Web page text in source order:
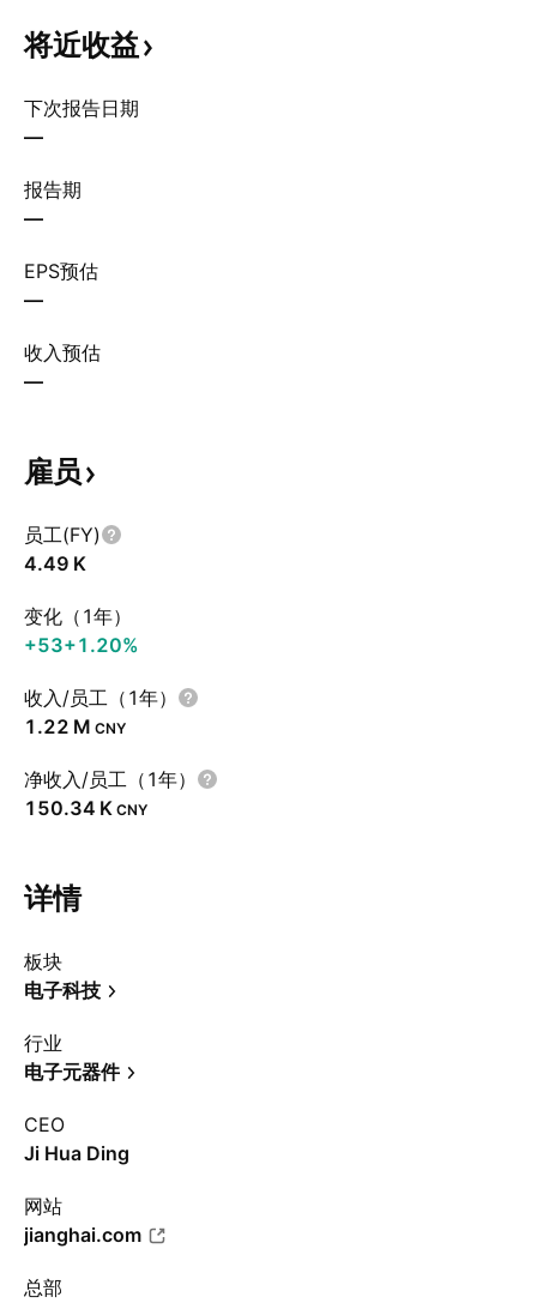
将近收益
下次报告日期
—
报告期
—
EPS预估
—
收入预估
—
雇员
员工(FY)
‪4.49 K‬
变化（1年）
+53+1.20%
收入/员工（1年）
‪1.22 M‬ CNY
净收入/员工（1年）
‪150.34 K‬ CNY
详情
板块
电子科技
行业
电子元器件
CEO
Ji Hua Ding
网站
jianghai.com
总部